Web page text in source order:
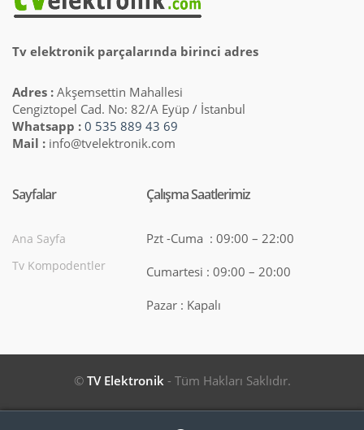
Tv elektronik parçalarında birinci adres
Adres : Akşemsettin Mahallesi
Cengiztopel Cad. No: 82/A Eyüp / İstanbul
Whatsapp : 0 535 889 43 69
Mail : info@tvelektronik.com
Sayfalar
Ana Sayfa
Tv Kompodentler
Çalışma Saatlerimiz
Pzt -Cuma : 09:00 – 22:00
Cumartesi : 09:00 – 20:00
Pazar : Kapalı
© TV Elektronik- Tüm Hakları Saklıdır.